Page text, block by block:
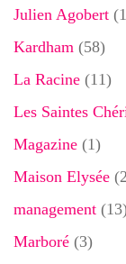
Julien Agobert
Kardham (58)
La Racine (11)
Les Saintes
Magazine (1)
Maison Elysée
management
Marboré (3)